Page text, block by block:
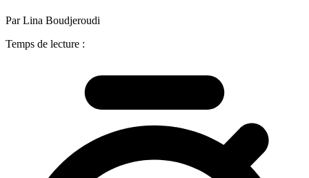
Par Lina Boudjeroudi
Temps de lecture :